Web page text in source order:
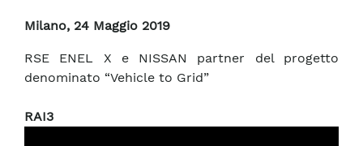
Milano, 24 Maggio 2019
RSE ENEL X e NISSAN partner del progetto
denominato “Vehicle to Grid”
RAI3